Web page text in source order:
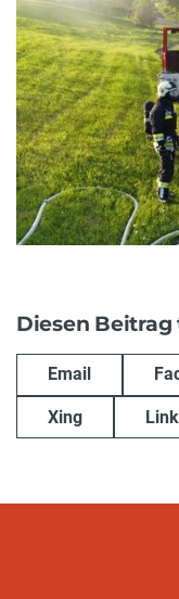
Diesen Beitrag
Email
Xing